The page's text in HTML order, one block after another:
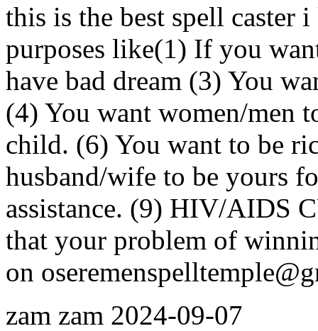
this is the best spell caster
purposes like(1) If you
have bad dream (3) You
(4) You want women/men
child. (6) You want to be
husband/wife to be yours
assistance. (9) HIV/AIDS
that your problem of
on
zam zam 2024-09-07